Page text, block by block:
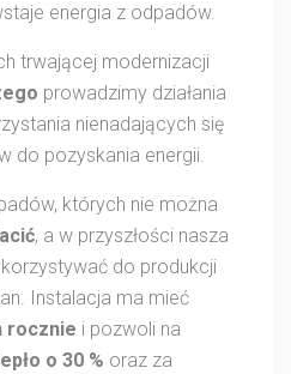
energia z odpadów.
trwającej modernizacji
prowadzimy działania
nienadających się
do pozyskania energii.
których nie można
, a w przyszłości nasza
do produkcji
Instalacja ma mieć
rocznie i pozwoli na
o 30 % oraz za